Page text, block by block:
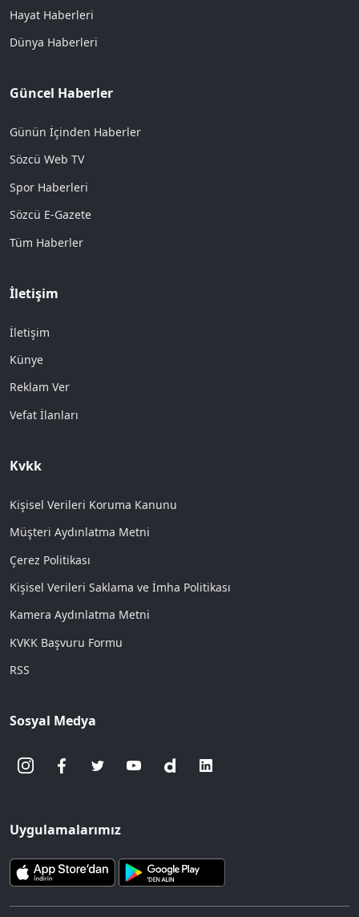
Hayat Haberleri
Dünya Haberleri
Güncel Haberler
Günün İçinden Haberler
Sözcü Web TV
Spor Haberleri
Sözcü E-Gazete
Tüm Haberler
İletişim
İletişim
Künye
Reklam Ver
Vefat İlanları
Kvkk
Kişisel Verileri Koruma Kanunu
Müşteri Aydınlatma Metni
Çerez Politikası
Kişisel Verileri Saklama ve İmha Politikası
Kamera Aydınlatma Metni
KVKK Başvuru Formu
RSS
Sosyal Medya
Uygulamalarımız